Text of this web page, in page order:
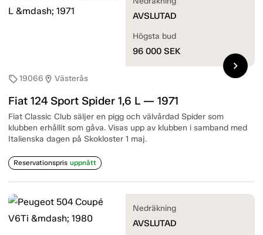
sell19066 location_on Västerås
Fiat 124 Sport Spider 1,6 L — 1971
Fiat Classic Club säljer en pigg och välvårdad Spider som
klubben erhållit som gåva. Visas upp av klubben i samband med
Italienska dagen på Skokloster 1 maj.
Reservationspris uppnått
AVSLUTAD
Högsta bud
96 000 SEK
chevron_right
Nedräkning
AVSLUTAD